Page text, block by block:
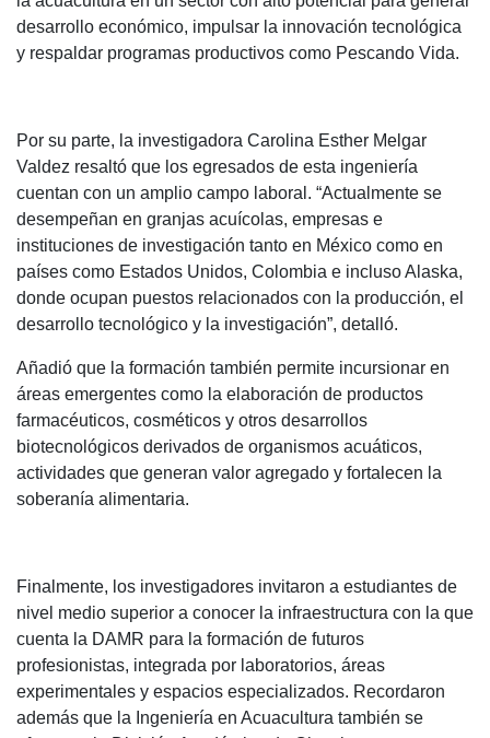
desarrollo económico, impulsar la innovación tecnológica
y respaldar programas productivos como Pescando Vida.
Por su parte, la investigadora Carolina Esther Melgar
Valdez resaltó que los egresados de esta ingeniería
cuentan con un amplio campo laboral. “Actualmente se
desempeñan en granjas acuícolas, empresas e
instituciones de investigación tanto en México como en
países como Estados Unidos, Colombia e incluso Alaska,
donde ocupan puestos relacionados con la producción, el
desarrollo tecnológico y la investigación”, detalló.
Añadió que la formación también permite incursionar en
áreas emergentes como la elaboración de productos
farmacéuticos, cosméticos y otros desarrollos
biotecnológicos derivados de organismos acuáticos,
actividades que generan valor agregado y fortalecen la
soberanía alimentaria.
Finalmente, los investigadores invitaron a estudiantes de
nivel medio superior a conocer la infraestructura con la que
cuenta la DAMR para la formación de futuros
profesionistas, integrada por laboratorios, áreas
experimentales y espacios especializados. Recordaron
además que la Ingeniería en Acuacultura también se